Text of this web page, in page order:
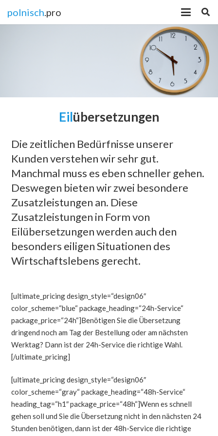
polnisch.pro
Eilübersetzungen
Die zeitlichen Bedürfnisse unserer
Kunden verstehen wir sehr gut.
Manchmal muss es eben schneller gehen.
Deswegen bieten wir zwei besondere
Zusatzleistungen an. Diese
Zusatzleistungen in Form von
Eilübersetzungen werden auch den
besonders eiligen Situationen des
Wirtschaftslebens gerecht.
[ultimate_pricing design_style=“design06″
color_scheme=“blue“ package_heading=“24h-Service“
package_price=“24h“]Benötigen Sie die Übersetzung
dringend noch am Tag der Bestellung oder am nächsten
Werktag? Dann ist der 24h-Service die richtige Wahl.
[/ultimate_pricing]
[ultimate_pricing design_style=“design06″
color_scheme=“gray“ package_heading=“48h-Service“
heading_tag=“h1″ package_price=“48h“]Wenn es schnell
gehen soll und Sie die Übersetzung nicht in den nächsten 24
Stunden benötigen, dann ist der 48h-Service die richtige